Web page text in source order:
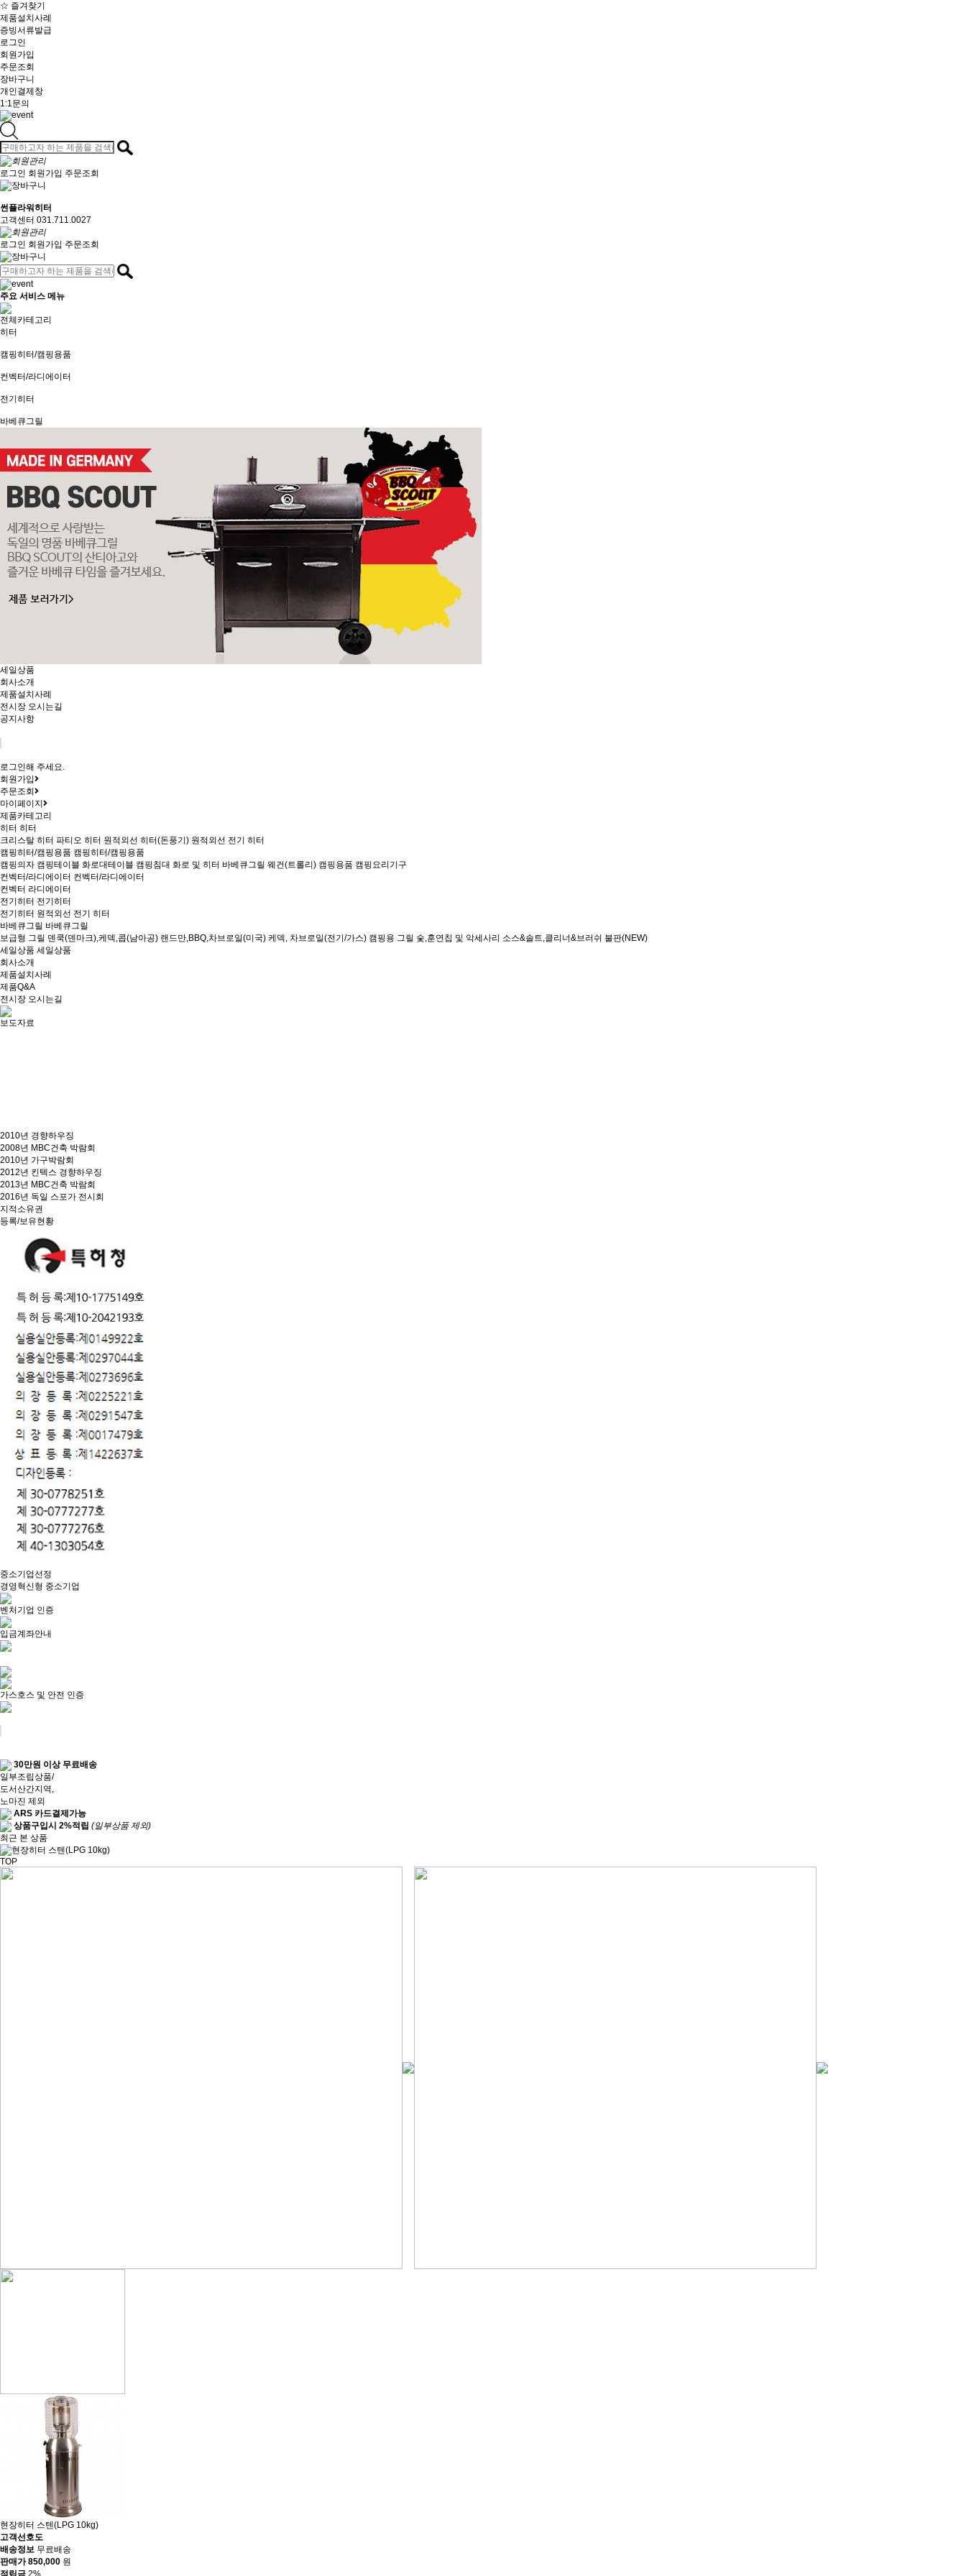
☆ 즐겨찾기
제품설치사례
증빙서류발급
로그인
회원가입
주문조회
장바구니
개인결제창
1:1문의
로그인 회원가입 주문조회
썬플라워히터
고객센터 031.711.0027
로그인 회원가입 주문조회
주요 서비스 메뉴
전체카테고리
히터
캠핑히터/캠핑용품
컨벡터/라디에이터
전기히터
바베큐그릴
세일상품
회사소개
제품설치사례
전시장 오시는길
공지사항
로그인해 주세요.
회원가입
주문조회
마이페이지
제품카테고리
히터 히터
크리스탈 히터 파티오 히터 원적외선 히터(돈풍기) 원적외선 전기 히터
캠핑히터/캠핑용품 캠핑히터/캠핑용품
캠핑의자 캠핑테이블 화로대테이블 캠핑침대 화로 및 히터 바베큐그릴 웨건(트롤리) 캠핑용품 캠핑요리기구
컨벡터/라디에이터 컨벡터/라디에이터
컨벡터 라디에이터
전기히터 전기히터
전기히터 원적외선 전기 히터
바베큐그릴 바베큐그릴
보급형 그릴 덴쿡(덴마크),케덱,콥(남아공) 랜드만,BBQ,차브로일(미국) 케덱, 차브로일(전기/가스) 캠핑용 그릴 숯,훈연칩 및 악세사리 소스&솔트,클리너&브러쉬 불판(NEW)
세일상품 세일상품
회사소개
제품설치사례
제품Q&A
전시장 오시는길
보도자료
2010년 경향하우징
2008년 MBC건축 박람회
2010년 가구박람회
2012년 킨텍스 경향하우징
2013년 MBC건축 박람회
2016년 독일 스포가 전시회
지적소유권
등록/보유현황
중소기업선정
경영혁신형 중소기업
벤처기업 인증
입금계좌안내
가스호스 및 안전 인증
30만원 이상 무료배송
일부조립상품/
도서산간지역,
노마진 제외
ARS 카드결제가능
상품구입시 2%적립 (일부상품 제외)
최근 본 상품
TOP
현장히터 스텐(LPG 10kg)
고객선호도
배송정보 무료배송
판매가 850,000 원
적립금 2%